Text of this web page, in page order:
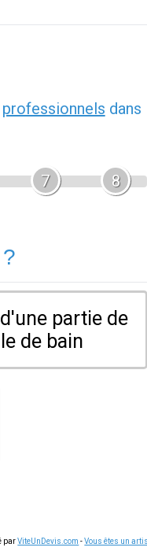
professionnels dans
7 8
partie de
de bain
parViteUnDevis.com -Vous êtes un